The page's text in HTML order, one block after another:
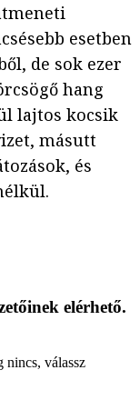
esetben
de sok ezer
hang
lajtos kocsik
másutt
és
elérhető.
nincs, válassz